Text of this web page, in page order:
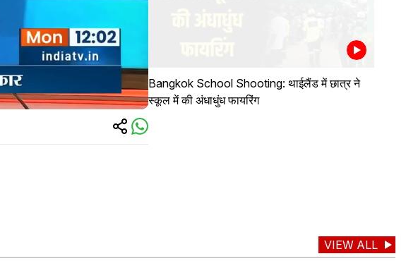
Bangkok School Shooting: थाईलैंड में छात्र ने
स्कूल में की अंधाधुंध फायरिंग
VIEW ALL